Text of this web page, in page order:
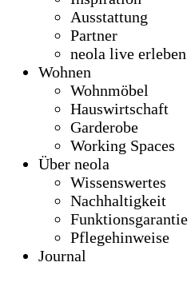
Ausstattung
Partner
neola live erleben
Wohnen
Wohnmöbel
Hauswirtschaft
Garderobe
Working Spaces
Über neola
Wissenswertes
Nachhaltigkeit
Funktionsgarantie
Pflegehinweise
Journal